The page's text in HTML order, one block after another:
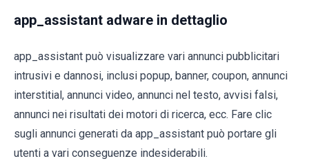
app_assistant adware in dettaglio
app_assistant può visualizzare vari annunci pubblicitari
intrusivi e dannosi, inclusi popup, banner, coupon, annunci
interstitial, annunci video, annunci nel testo, avvisi falsi,
annunci nei risultati dei motori di ricerca, ecc. Fare clic
sugli annunci generati da app_assistant può portare gli
utenti a vari conseguenze indesiderabili.